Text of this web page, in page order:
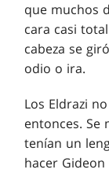
que muchos
cara casi
cabeza se
odio o ira.
Los Eldrazi
entonces. Se
tenían un
hacer